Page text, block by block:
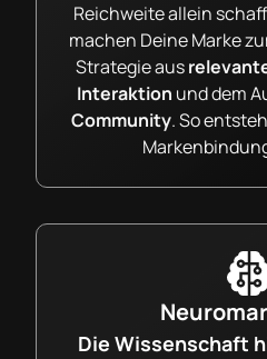
Reichweite allein
machen Deine Marke
Strategie aus
Interaktion und dem
Community. So
Die Wissenschaft